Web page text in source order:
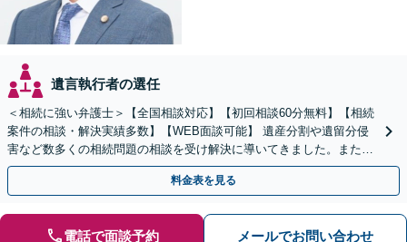
遺言執行者の選任
＜相続に強い弁護士＞【全国相談対応】【初回相談60分無料】【相続
案件の相談・解決実績多数】【WEB面談可能】 遺産分割や遺留分侵
害など数多くの相続問題の相談を受け解決に導いてきました。また、
過去に１００件超の遺言作成のお手伝いをしました。
料金表を見る
電話で面談予約 メールでお問い合わせ